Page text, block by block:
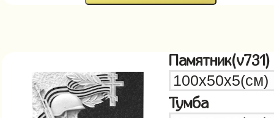
Памятник(v731)
Тумба